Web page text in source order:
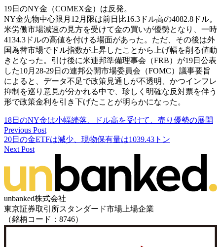
19日のNY金（COMEX金）は反発。
NY金先物中心限月12月限は前日比16.3ドル高の4082.8ドル。
米労働市場減速の見方を受けて金の買いが優勢となり、一時
4134.3ドルの高値を付ける場面があった。ただ、その後は外
国為替市場でドル指数が上昇したことから上げ幅を削る値動
きとなった。引け後に米連邦準備理事会（FRB）が19日公表
した10月28-29日の連邦公開市場委員会（FOMC）議事要旨
によると、データ不足で政策見通しが不透明、かつインフレ
抑制を巡り意見が分かれる中で、珍しく明確な反対票を伴う
形で政策金利を引き下げたことが明らかになった。
18日のNY金は小幅続落、ドル高を受けて、売り優勢の展開
Previous Post
20日の金ETFは減少、現物保有量は1039.43トン
Next Post
unbanked株式会社
東京証券取引所スタンダード市場上場企業
（銘柄コード：8746）